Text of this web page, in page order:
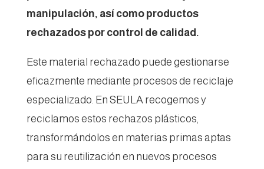
manipulación, así como productos
rechazados por control de calidad.
Este material rechazado puede gestionarse
eficazmente mediante procesos de reciclaje
especializado. En SEULA recogemos y
reciclamos estos rechazos plásticos,
transformándolos en materias primas aptas
para su reutilización en nuevos procesos